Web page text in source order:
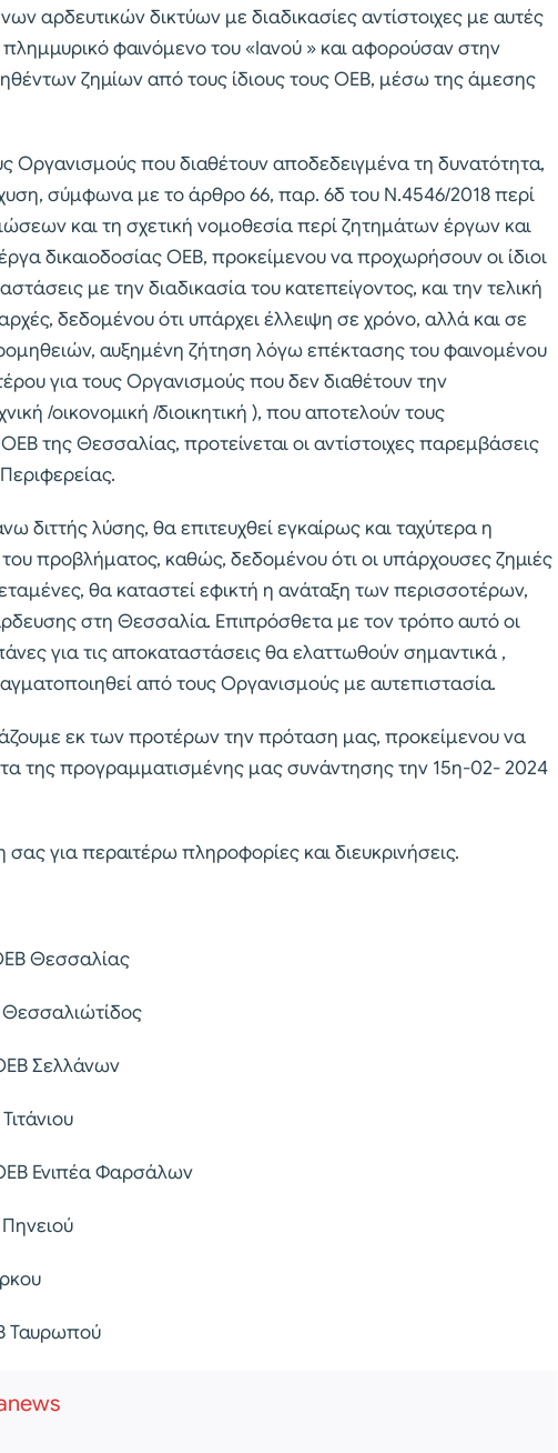
αρδευτικών δικτύων με διαδικασίες αντίστοιχες με αυτές
φαινόμενο του «Ιανού » και αφορούσαν στην
ζημίων από τους ίδιους τους ΟΕΒ, μέσω της άμεσης
Οργανισμούς που διαθέτουν αποδεδειγμένα τη δυνατότητα,
σύμφωνα με το άρθρο 66, παρ. 6δ του Ν.4546/2018 περί
και τη σχετική νομοθεσία περί ζητημάτων έργων και
δικαιοδοσίας ΟΕΒ, προκείμενου να προχωρήσουν οι ίδιοι
με την διαδικασία του κατεπείγοντος, και την τελική
δεδομένου ότι υπάρχει έλλειψη σε χρόνο, αλλά και σε
αυξημένη ζήτηση λόγω επέκτασης του φαινομένου
για τους Οργανισμούς που δεν διαθέτουν την
/οικονομική /διοικητική ), που αποτελούν τους
της Θεσσαλίας, προτείνεται οι αντίστοιχες παρεμβάσεις
διττής λύσης, θα επιτευχθεί εγκαίρως και ταχύτερα η
προβλήματος, καθώς, δεδομένου ότι οι υπάρχουσες ζημιές
θα καταστεί εφικτή η ανάταξη των περισσοτέρων,
στη Θεσσαλία. Επιπρόσθετα με τον τρόπο αυτό οι
για τις αποκαταστάσεις θα ελαττωθούν σημαντικά ,
από τους Οργανισμούς με αυτεπιστασία.
εκ των προτέρων την πρόταση μας, προκείμενου να
της προγραμματισμένης μας συνάντησης την 15η-02- 2024
για περαιτέρω πληροφορίες και διευκρινήσεις.
Θεσσαλίας
Σελλάνων
Ενιπέα Φαρσάλων
Ταυρωπού